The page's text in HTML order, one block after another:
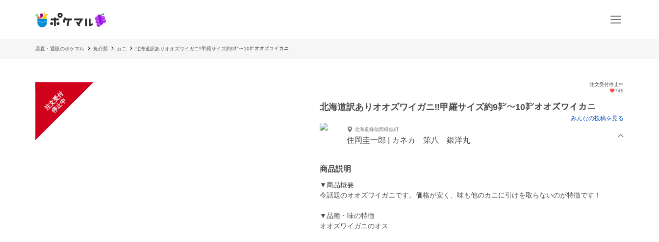
産直・通販のポケマル 魚介類 カニ 北海道訳ありオオズワイガニ‼️甲羅サイズ約9㌢〜10㌢オオズワイカニ
注
文
受
付
停
止
中
注文受付停止中
748
北海道訳ありオオズワイガニ‼️甲羅サイズ約9㌢〜10㌢オオズワイカニ
みんなの投稿を見る
北海道様似郡様似町
住岡圭一郎 | カネカ 第八 銀洋丸
商品説明
▼商品概要
今話題のオオズワイガニです。価格が安く、味も他のカニに引けを取らないのが特徴です！
▼品種・味の特徴
オオズワイガニのオス